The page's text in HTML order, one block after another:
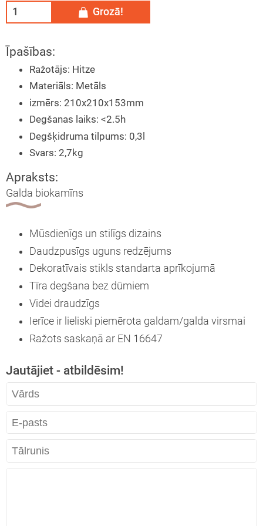
Grozā!
Īpašības:
Ražotājs: Hitze
Materiāls: Metāls
izmērs: 210x210x153mm
Degšanas laiks: <2.5h
Degšķidruma tilpums: 0,3l
Svars: 2,7kg
Apraksts:
Galda biokamīns
Mūsdienīgs un stilīgs dizains
Daudzpusīgs uguns redzējums
Dekoratīvais stikls standarta aprīkojumā
Tīra degšana bez dūmiem
Videi draudzīgs
Ierīce ir lieliski piemērota galdam/galda virsmai
Ražots saskaņā ar EN 16647
Jautājiet - atbildēsim!
instrukcija
kamīns
konkurss